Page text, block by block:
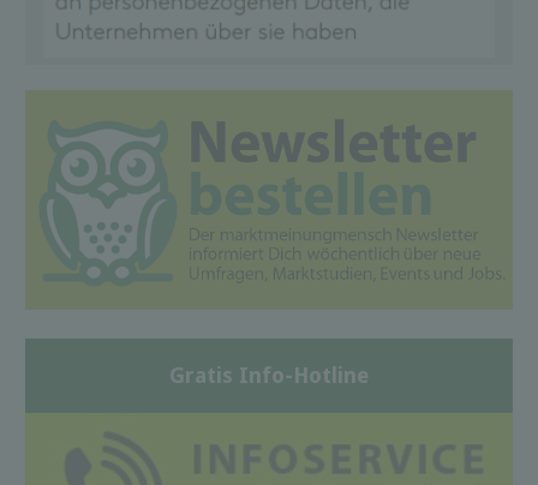
Gratis Info-Hotline